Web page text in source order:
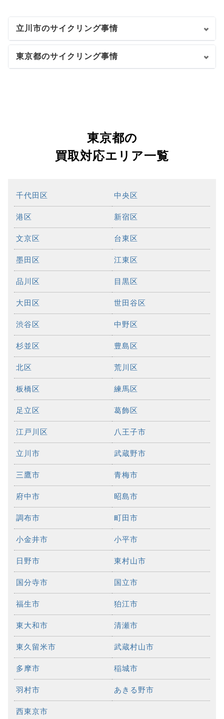
立川市のサイクリング事情
東京都のサイクリング事情
東京都の
買取対応エリア一覧
千代田区 中央区
港区 新宿区
文京区 台東区
墨田区 江東区
品川区 目黒区
大田区 世田谷区
渋谷区 中野区
杉並区 豊島区
北区 荒川区
板橋区 練馬区
足立区 葛飾区
江戸川区 八王子市
立川市 武蔵野市
三鷹市 青梅市
府中市 昭島市
調布市 町田市
小金井市 小平市
日野市 東村山市
国分寺市 国立市
福生市 狛江市
東大和市 清瀬市
東久留米市 武蔵村山市
多摩市 稲城市
羽村市 あきる野市
西東京市